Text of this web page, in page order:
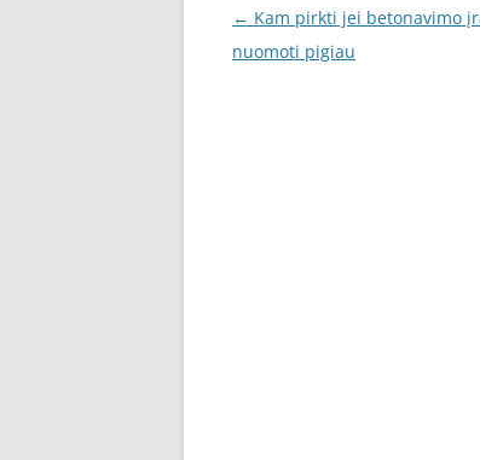
Post
navigation
← Kam pirkti jei betonavimo
nuomoti pigiau